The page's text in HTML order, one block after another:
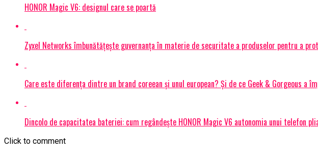
HONOR Magic V6: designul care se poartă
Zyxel Networks îmbunătățește guvernanța în materie de securitate a produselor pentru a
Care este diferența dintre un brand coreean și unul european? Și de ce Geek & Gorgeous a
Dincolo de capacitatea bateriei: cum regândește HONOR Magic V6 autonomia unui telefon
Click to comment